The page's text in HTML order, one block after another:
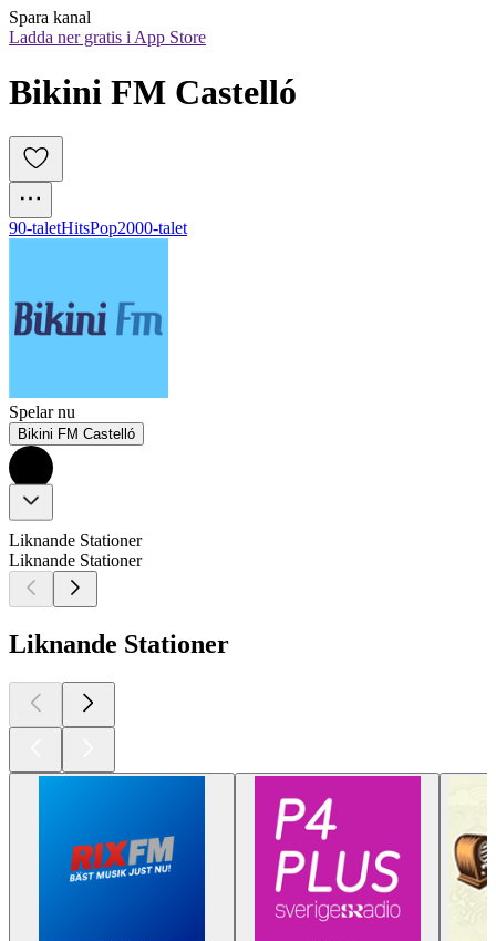
Spara kanal
Ladda ner gratis i App Store
Bikini FM Castelló
90-taletHitsPop2000-talet
Spelar nu
Bikini FM Castelló
Liknande Stationer
Liknande Stationer
Liknande Stationer